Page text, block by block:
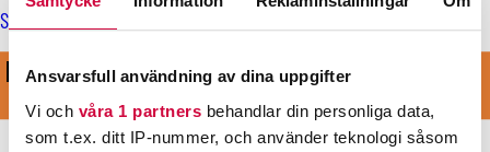
Ansvarsfull användning av dina uppgifter
Vi och våra 1 partners behandlar din personliga data,
som t.ex. ditt IP-nummer, och använder teknologi såsom
Svenskspråkig specialsjukvård måste tryggas
KOM MED I VÅRT STARKA LAG
BLI MEDLEM